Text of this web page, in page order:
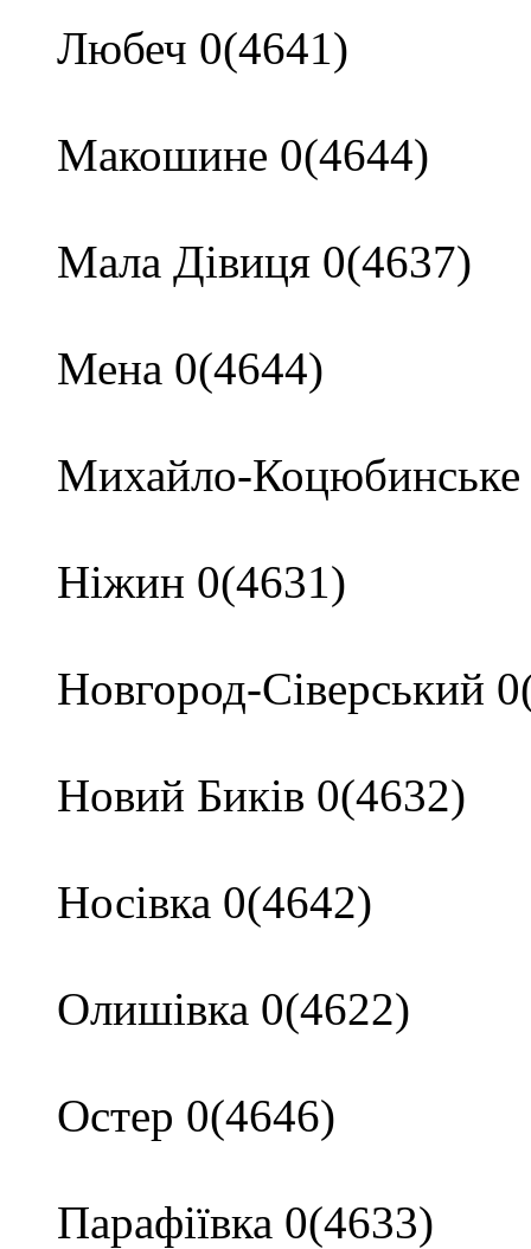
Любеч 0(4641)
Макошине 0(4644)
Мала Дівиця 0(4637)
Мена 0(4644)
Михайло-Коцюбинське
Ніжин 0(4631)
Новгород-Сіверський
Новий Биків 0(4632)
Носівка 0(4642)
Олишівка 0(4622)
Остер 0(4646)
Парафіївка 0(4633)